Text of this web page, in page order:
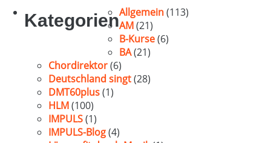
KategorienAllgemein(113)
AM(21)
B-Kurse(6)
BA(21)
Chordirektor(6)
Deutschland singt(28)
DMT60plus(1)
HLM(100)
IMPULS(1)
IMPULS-Blog(4)